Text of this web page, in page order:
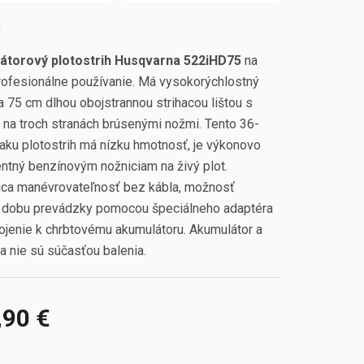
€
plotostrih Husqvarna 522iHD75na
používanie. Má vysokorýchlostný
75 cm dlhou obojstrannou strihacou lištou s
troch stranách brúsenými nožmi. Tento 36-
plotostrih má nízku hmotnosť, je výkonovo
benzínovým nožniciam na živý plot.
manévrovateľnosť bez kábla, možnosť
prevádzky pomocou špeciálneho adaptéra
k chrbtovému akumulátoru. Akumulátor a
nie sú súčasťou balenia.